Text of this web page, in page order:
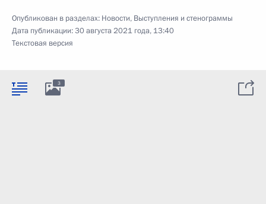
Опубликован в разделах: Новости, Выступления и стенограммы
Дата публикации:30 августа 2021 года, 13:40
Текстовая версия
3